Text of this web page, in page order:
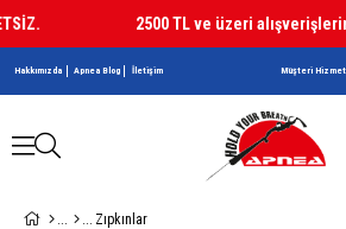
2500 TL ve üzeri
Hakkımızda Apnea Blog İletişim Müşteri
Zıpkınlar